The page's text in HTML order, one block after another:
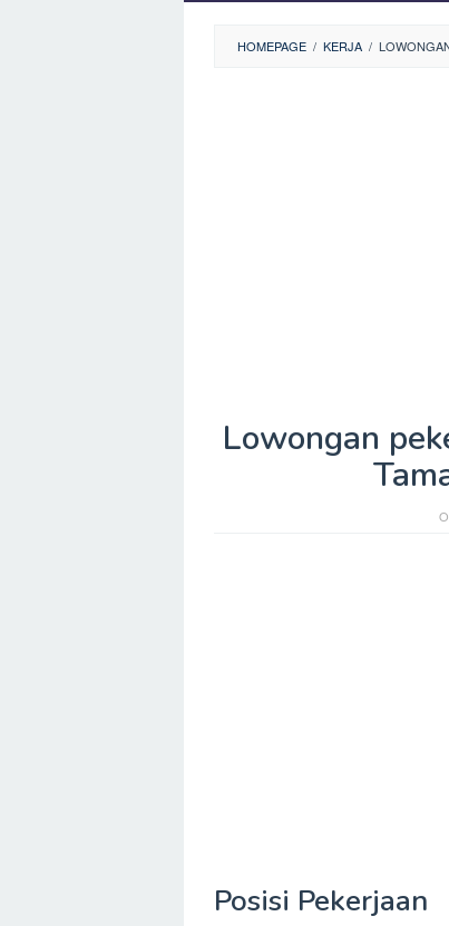
HOMEPAGE / KERJA /
Lowongan
Posisi Pekerjaan